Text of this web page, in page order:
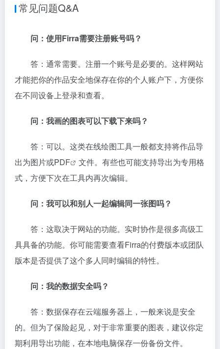
常见问题Q&A
问：使用Firra需要注册账号吗？
答：通常需要。注册一个账号是必要的。这样网站
才能把你的作品安全地保存在你的个人账户下，方便你
在不同设备上登录和查看。
问：我画的图表可以下载下来吗？
答：可以。这类在线绘图工具一般都支持将作品导
出为图片或PDF
文件。有些也可能支持导出为专用格
式，方便下次在工具内再次编辑。
问：我可以和别人一起编辑同一张图吗？
答：这取决于网站的功能。实时协作是很多高级工
具具备的功能。你可能需要查看Firra的付费版本或团队
版本是否提供了这个多人同时编辑的特性。
问：我的数据安全吗？
答：数据保存在云端服务器上，一般来说是安全
的。但为了保险起见，对于非常重要的图表，建议你定
期利用导出功能，在本地电脑保存一份备份文件。